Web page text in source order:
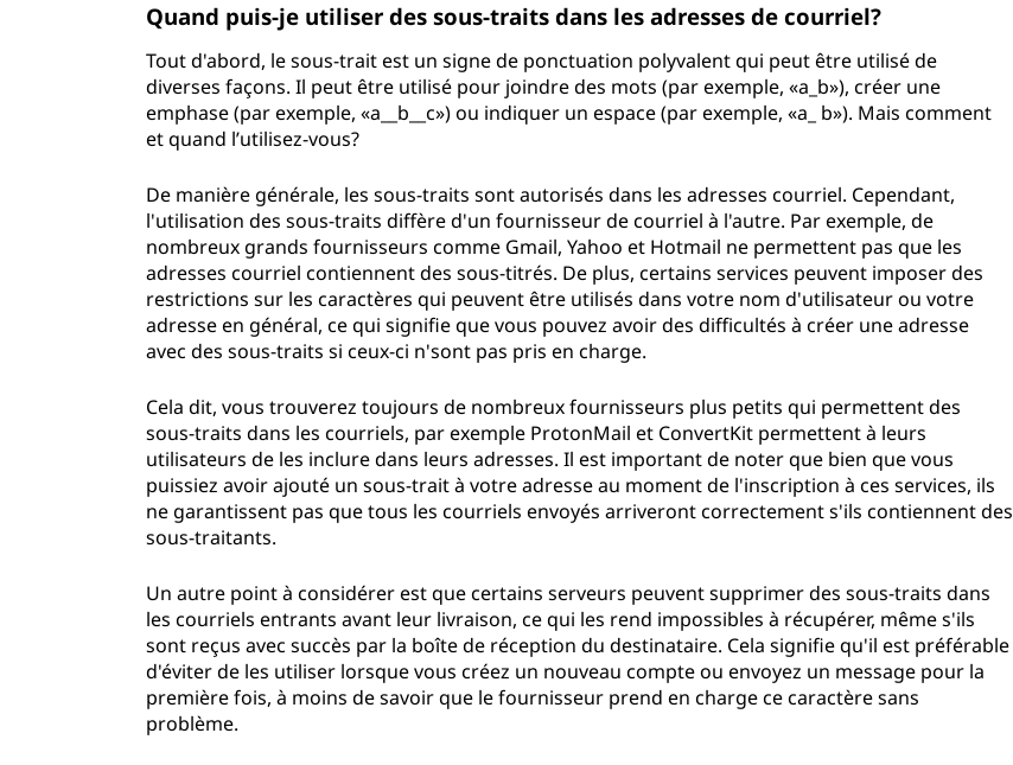
Quand puis-je utiliser des sous-traits dans les adresses de courriel?
Tout d'abord, le sous-trait est un signe de ponctuation polyvalent qui peut être utilisé de
diverses façons. Il peut être utilisé pour joindre des mots (par exemple, «a_b»), créer une
emphase (par exemple, «a__b__c») ou indiquer un espace (par exemple, «a_ b»). Mais comment
et quand l’utilisez-vous?
De manière générale, les sous-traits sont autorisés dans les adresses courriel. Cependant,
l'utilisation des sous-traits diffère d'un fournisseur de courriel à l'autre. Par exemple, de
nombreux grands fournisseurs comme Gmail, Yahoo et Hotmail ne permettent pas que les
adresses courriel contiennent des sous-titrés. De plus, certains services peuvent imposer des
restrictions sur les caractères qui peuvent être utilisés dans votre nom d'utilisateur ou votre
adresse en général, ce qui signifie que vous pouvez avoir des difficultés à créer une adresse
avec des sous-traits si ceux-ci n'sont pas pris en charge.
Cela dit, vous trouverez toujours de nombreux fournisseurs plus petits qui permettent des
sous-traits dans les courriels, par exemple ProtonMail et ConvertKit permettent à leurs
utilisateurs de les inclure dans leurs adresses. Il est important de noter que bien que vous
puissiez avoir ajouté un sous-trait à votre adresse au moment de l'inscription à ces services, ils
ne garantissent pas que tous les courriels envoyés arriveront correctement s'ils contiennent des
sous-traitants.
Un autre point à considérer est que certains serveurs peuvent supprimer des sous-traits dans
les courriels entrants avant leur livraison, ce qui les rend impossibles à récupérer, même s'ils
sont reçus avec succès par la boîte de réception du destinataire. Cela signifie qu'il est préférable
d'éviter de les utiliser lorsque vous créez un nouveau compte ou envoyez un message pour la
première fois, à moins de savoir que le fournisseur prend en charge ce caractère sans
problème.